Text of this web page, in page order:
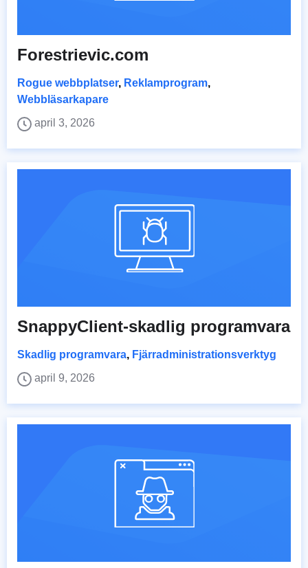
Forestrievic.com
Rogue webbplatser, Reklamprogram,
Webbläsarkapare
april 3, 2026
SnappyClient-skadlig programvara
Skadlig programvara, Fjärradministrationsverktyg
april 9, 2026